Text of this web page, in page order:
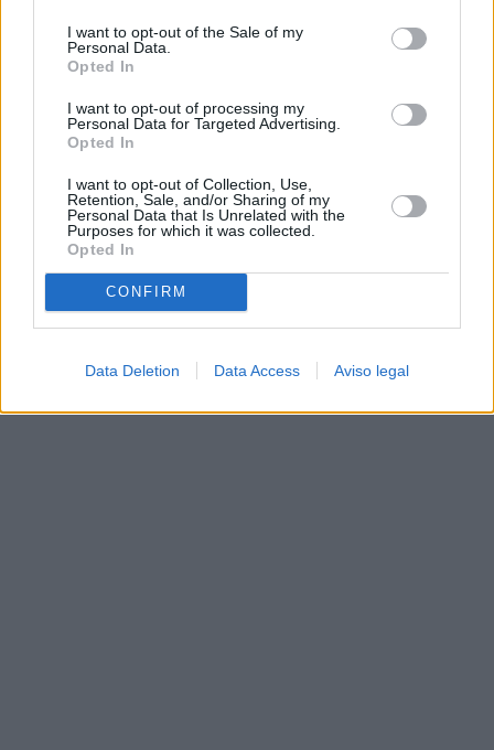
cualquier momento entrando de nuevo en este sitio web o
visitando nuestra política de privacidad.
I want to opt-out of the Sale of my
Personal Data.
Opted In
I want to opt-out of processing my
Personal Data for Targeted Advertising.
Opted In
I want to opt-out of Collection, Use,
Retention, Sale, and/or Sharing of my
Personal Data that Is Unrelated with the
Purposes for which it was collected.
Opted In
CONFIRM
Data Deletion Data Access Aviso legal